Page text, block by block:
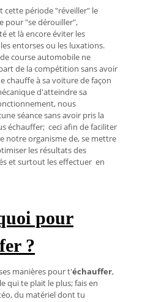
cette période "réveiller" le
pour "se dérouiller",
et là encore éviter les
entorses ou les luxations.
course automobile ne
de la compétition sans avoir
chauffe à sa voiture de façon
d'atteindre sa
nous
séance sans avoir pris la
échauffer; ceci afin de faciliter
notre organisme de, se mettre
les résultats des
et surtout les effectuer en
pour
?
manières pour t'échauffer,
qui te plait le plus; fais en
du matériel dont tu